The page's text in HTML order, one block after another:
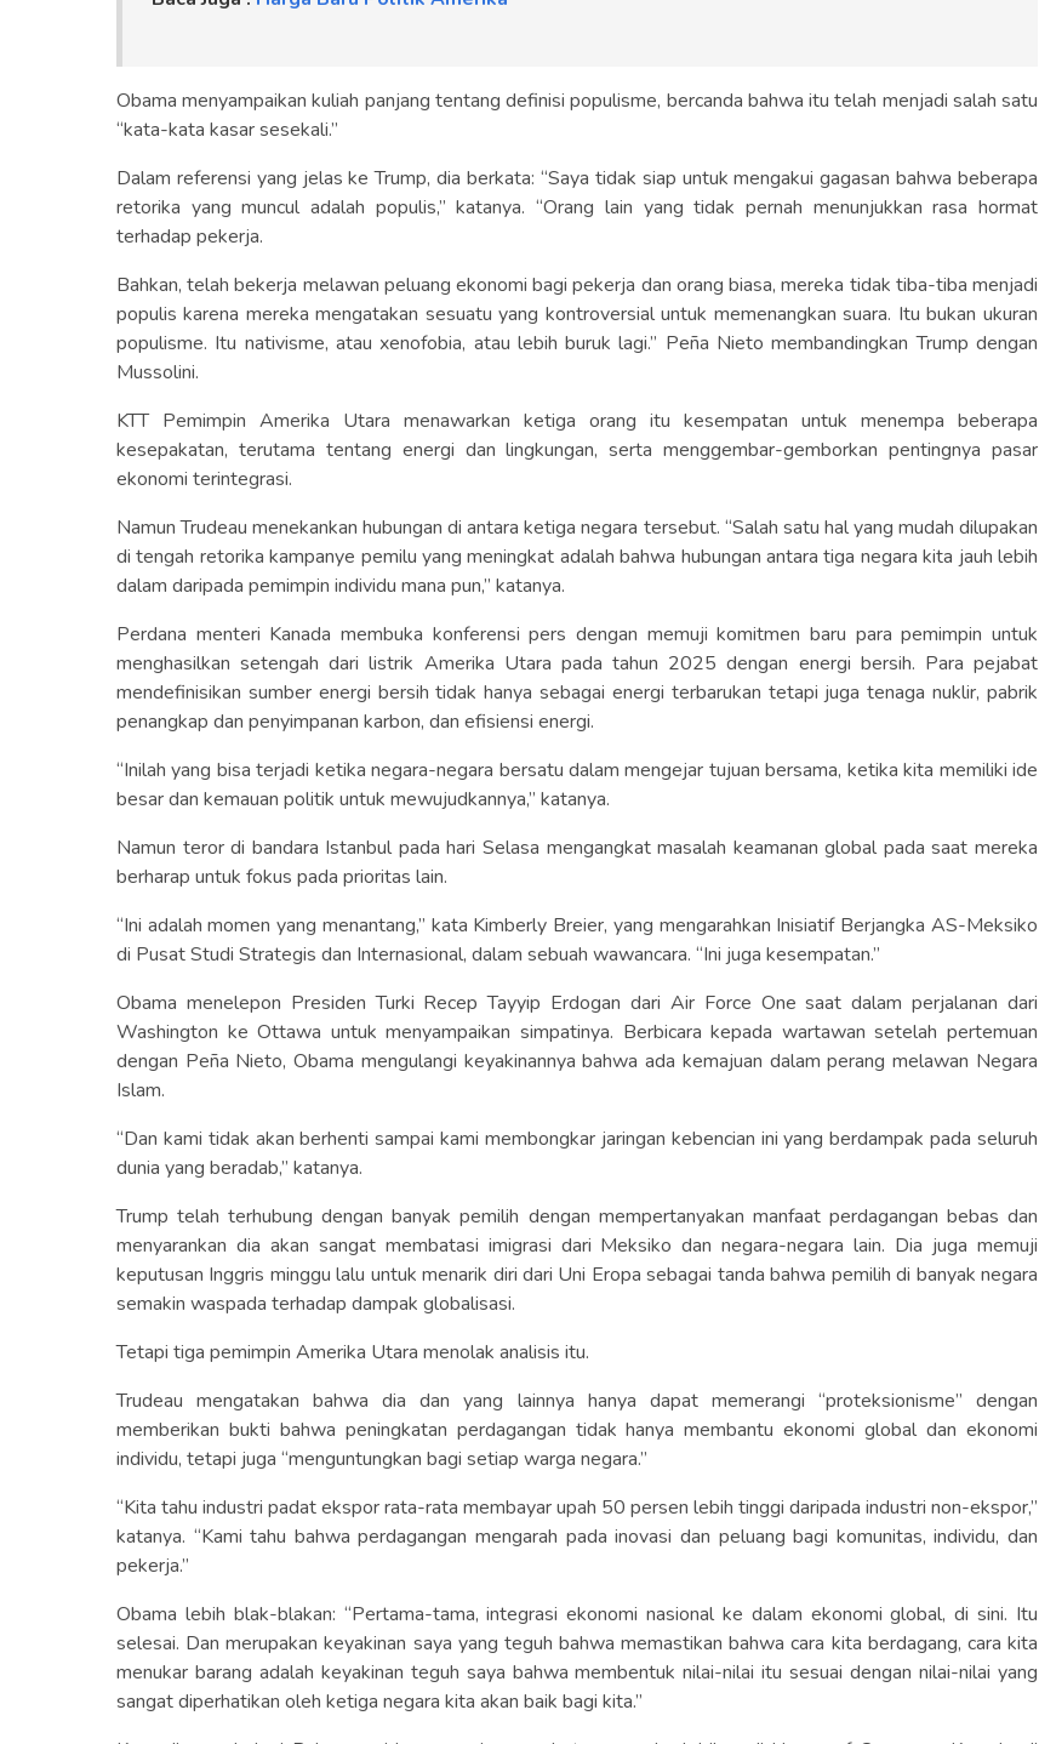
Obama menyampaikan kuliah panjang tentang definisi populisme, bercanda bahwa itu telah menjadi salah satu
“kata-kata kasar sesekali.”
Dalam referensi yang jelas ke Trump, dia berkata: “Saya tidak siap untuk mengakui gagasan bahwa beberapa
retorika yang muncul adalah populis,” katanya. “Orang lain yang tidak pernah menunjukkan rasa hormat
terhadap pekerja.
Bahkan, telah bekerja melawan peluang ekonomi bagi pekerja dan orang biasa, mereka tidak tiba-tiba menjadi
populis karena mereka mengatakan sesuatu yang kontroversial untuk memenangkan suara. Itu bukan ukuran
populisme. Itu nativisme, atau xenofobia, atau lebih buruk lagi.” Peña Nieto membandingkan Trump dengan
Mussolini.
KTT Pemimpin Amerika Utara menawarkan ketiga orang itu kesempatan untuk menempa beberapa
kesepakatan, terutama tentang energi dan lingkungan, serta menggembar-gemborkan pentingnya pasar
ekonomi terintegrasi.
Namun Trudeau menekankan hubungan di antara ketiga negara tersebut. “Salah satu hal yang mudah dilupakan
di tengah retorika kampanye pemilu yang meningkat adalah bahwa hubungan antara tiga negara kita jauh lebih
dalam daripada pemimpin individu mana pun,” katanya.
Perdana menteri Kanada membuka konferensi pers dengan memuji komitmen baru para pemimpin untuk
menghasilkan setengah dari listrik Amerika Utara pada tahun 2025 dengan energi bersih. Para pejabat
mendefinisikan sumber energi bersih tidak hanya sebagai energi terbarukan tetapi juga tenaga nuklir, pabrik
penangkap dan penyimpanan karbon, dan efisiensi energi.
“Inilah yang bisa terjadi ketika negara-negara bersatu dalam mengejar tujuan bersama, ketika kita memiliki ide
besar dan kemauan politik untuk mewujudkannya,” katanya.
Namun teror di bandara Istanbul pada hari Selasa mengangkat masalah keamanan global pada saat mereka
berharap untuk fokus pada prioritas lain.
“Ini adalah momen yang menantang,” kata Kimberly Breier, yang mengarahkan Inisiatif Berjangka AS-Meksiko
di Pusat Studi Strategis dan Internasional, dalam sebuah wawancara. “Ini juga kesempatan.”
Obama menelepon Presiden Turki Recep Tayyip Erdogan dari Air Force One saat dalam perjalanan dari
Washington ke Ottawa untuk menyampaikan simpatinya. Berbicara kepada wartawan setelah pertemuan
dengan Peña Nieto, Obama mengulangi keyakinannya bahwa ada kemajuan dalam perang melawan Negara
Islam.
“Dan kami tidak akan berhenti sampai kami membongkar jaringan kebencian ini yang berdampak pada seluruh
dunia yang beradab,” katanya.
Trump telah terhubung dengan banyak pemilih dengan mempertanyakan manfaat perdagangan bebas dan
menyarankan dia akan sangat membatasi imigrasi dari Meksiko dan negara-negara lain. Dia juga memuji
keputusan Inggris minggu lalu untuk menarik diri dari Uni Eropa sebagai tanda bahwa pemilih di banyak negara
semakin waspada terhadap dampak globalisasi.
Tetapi tiga pemimpin Amerika Utara menolak analisis itu.
Trudeau mengatakan bahwa dia dan yang lainnya hanya dapat memerangi “proteksionisme” dengan
memberikan bukti bahwa peningkatan perdagangan tidak hanya membantu ekonomi global dan ekonomi
individu, tetapi juga “menguntungkan bagi setiap warga negara.”
“Kita tahu industri padat ekspor rata-rata membayar upah 50 persen lebih tinggi daripada industri non-ekspor,”
katanya. “Kami tahu bahwa perdagangan mengarah pada inovasi dan peluang bagi komunitas, individu, dan
pekerja.”
Obama lebih blak-blakan: “Pertama-tama, integrasi ekonomi nasional ke dalam ekonomi global, di sini. Itu
selesai. Dan merupakan keyakinan saya yang teguh bahwa memastikan bahwa cara kita berdagang, cara kita
menukar barang adalah keyakinan teguh saya bahwa membentuk nilai-nilai itu sesuai dengan nilai-nilai yang
sangat diperhatikan oleh ketiga negara kita akan baik bagi kita.”